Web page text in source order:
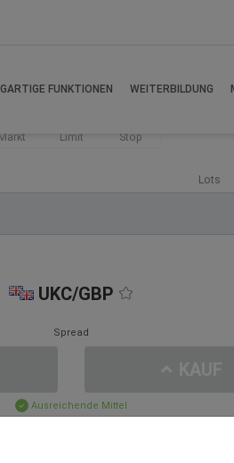
FUNKTIONEN WEITERBILDUNG
Limit Stop
Lots
UKC/GBP
Spread
Ausreichende Mittel